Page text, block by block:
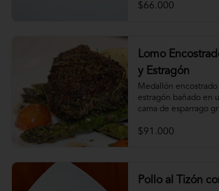
$66.000
Lomo
y Estragón
Medallón
estragón bañado en
cama de esparrago
$91.000
Pollo al Tizón